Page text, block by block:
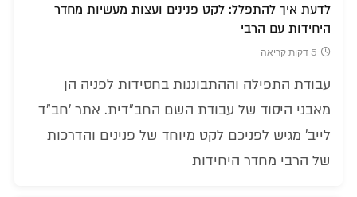
לדעת איך להתפלל: לקט פנינים ועצות מעשיות מחדר
היחידות עם הרבי
5 דקות קריאה
עבודת התפילה וההתבוננות בחסידות לפניה הן
מאבני היסוד של עבודת השם החב"דית. אתר 'חב"ד
לייב' מגיש לפניכם לקט מיוחד של פנינים והדרכות
של הרבי מחדר היחידות